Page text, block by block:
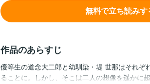
無料で立ち読みす
作品のあらすじ
優等生の道念大二郎と幼馴染・堤 世那はそれ
ることに。しかし、そこは二人の想像を遥